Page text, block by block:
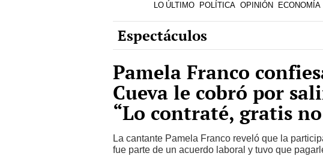
LO ÚLTIMO POLÍTICA OPINIÓN ECONOMÍA
Espectáculos
Pamela Franco
Cueva le cobró por
“Lo contraté, gratis
La cantante Pamela Franco reveló que la
fue parte de un acuerdo laboral y tuvo que